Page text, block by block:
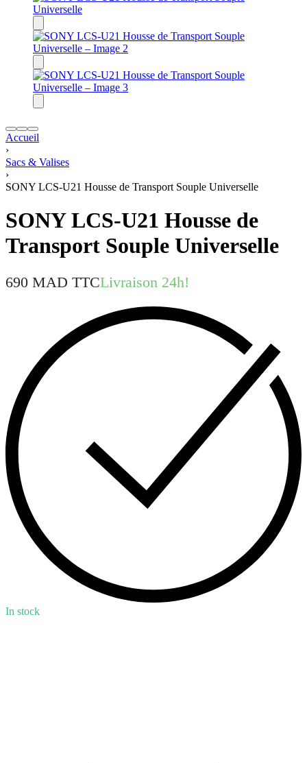
Accueil
›
Sacs & Valises
›
SONY LCS-U21 Housse de Transport Souple Universelle
SONY LCS-U21 Housse de
Transport Souple Universelle
690 MAD TTCLivraison 24h!
In stock